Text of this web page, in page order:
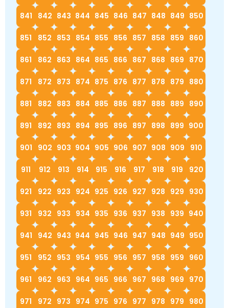
841 842 843 844 845 846 847 848 849 850
851 852 853 854 855 856 857 858 859 860
861 862 863 864 865 866 867 868 869 870
871 872 873 874 875 876 877 878 879 880
881 882 883 884 885 886 887 888 889 890
891 892 893 894 895 896 897 898 899 900
901 902 903 904 905 906 907 908 909 910
911 912 913 914 915 916 917 918 919 920
921 922 923 924 925 926 927 928 929 930
931 932 933 934 935 936 937 938 939 940
941 942 943 944 945 946 947 948 949 950
951 952 953 954 955 956 957 958 959 960
961 962 963 964 965 966 967 968 969 970
971 972 973 974 975 976 977 978 979 980